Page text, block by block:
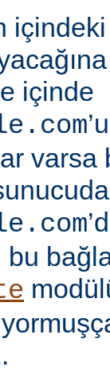
içinde
varsa
bu